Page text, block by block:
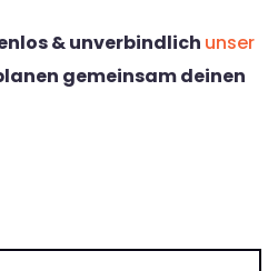
& unverbindlich unser
gemeinsam deinen